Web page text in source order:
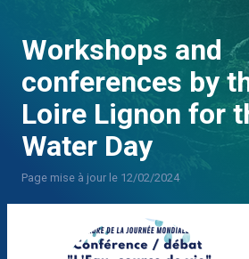
Workshops and
conferences by
Loire Lignon for
Water Day
Page mise à jour le 12/02/2024